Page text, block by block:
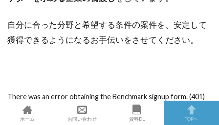
自分に合った分野と希望する条件の案件を、安定して
獲得できるようになるお手伝いをさせてください。
There was an error obtaining the Benchmark signup form. (401)
Invalid/Missing AuthToken in request
ホーム お問い合わせ 資料DL TOPへ